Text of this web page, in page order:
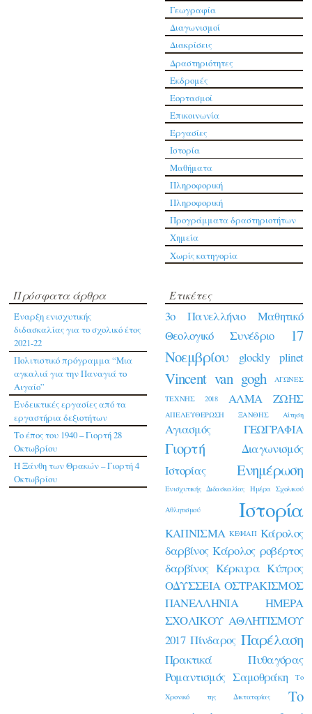
Γεωγραφία
Διαγωνισμοί
Διακρίσεις
Δραστηριότητες
Εκδρομές
Εορτασμοί
Επικοινωνία
Εργασίες
Ιστορία
Μαθήματα
Πληροφορική
Πληροφορική
Προγράμματα δραστηριοτήτων
Χημεία
Χωρίς κατηγορία
Πρόσφατα άρθρα
Έναρξη ενισχυτικής
διδασκαλίας για το σχολικό έτος
2021-22
Πολιτιστικό πρόγραμμα “Μια
αγκαλιά για την Παναγιά το
Αιγαίο”
Ενδεικτικές εργασίες από τα
εργαστήρια δεξιοτήτων
Το έπος του 1940 – Γιορτή 28
Οκτωβρίου
Η Ξάνθη των Θρακών – Γιορτή 4
Οκτωβρίου
Ετικέτες
3ο Πανελλήνιο Μαθητικό
Θεολογικό Συνέδριο
17
Νοεμβρίου
glockly plinet
Vincent van gogh
ΑΓΩΝΕΣ
ΤΕΧΝΗΣ 2018
ΑΛΜΑ ΖΩΗΣ
ΑΠΕΛΕΥΘΕΡΩΣΗ ΞΑΝΘΗΣ Αίτηση
Αγιασμός ΓΕΩΓΡΑΦΙΑ
Γιορτή
Διαγωνισμός
Ιστορίας
Ενημέρωση
Ενισχυτικής Διδασκαλίας Ημέρα Σχολικού
Αθλητισμού Ιστορία
ΚΑΠΝΙΣΜΑ ΚΕΦΙΑΠ Κάρολος
δαρβίνος Κάρολος ροβέρτος
δαρβίνος Κέρκυρα Κύπρος
ΟΔΥΣΣΕΙΑ ΟΣΤΡΑΚΙΣΜΟΣ
ΠΑΝΕΛΛΗΝΙΑ ΗΜΕΡΑ
ΣΧΟΛΙΚΟΥ ΑΘΛΗΤΙΣΜΟΥ
2017 Πίνδαρος Παρέλαση
Πρακτικά
Πυθαγόρας
Ρομαντισμός Σαμοθράκη
Το
Χρονικό της Δικτατορίας
Το